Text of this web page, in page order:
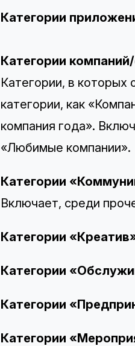
Категории
Категории
Категории, в которых
категории, как
компания года».
«Любимые компании».
Категории
Включает, среди
Категории
Категории
Категории
Категории